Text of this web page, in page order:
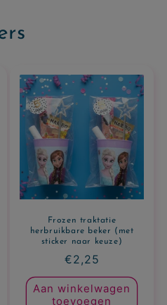
Frozen traktatie
herbruikbare beker (met
sticker naar keuze)
Normale
prijs
€2,25
Aan winkelwagen
toevoegen